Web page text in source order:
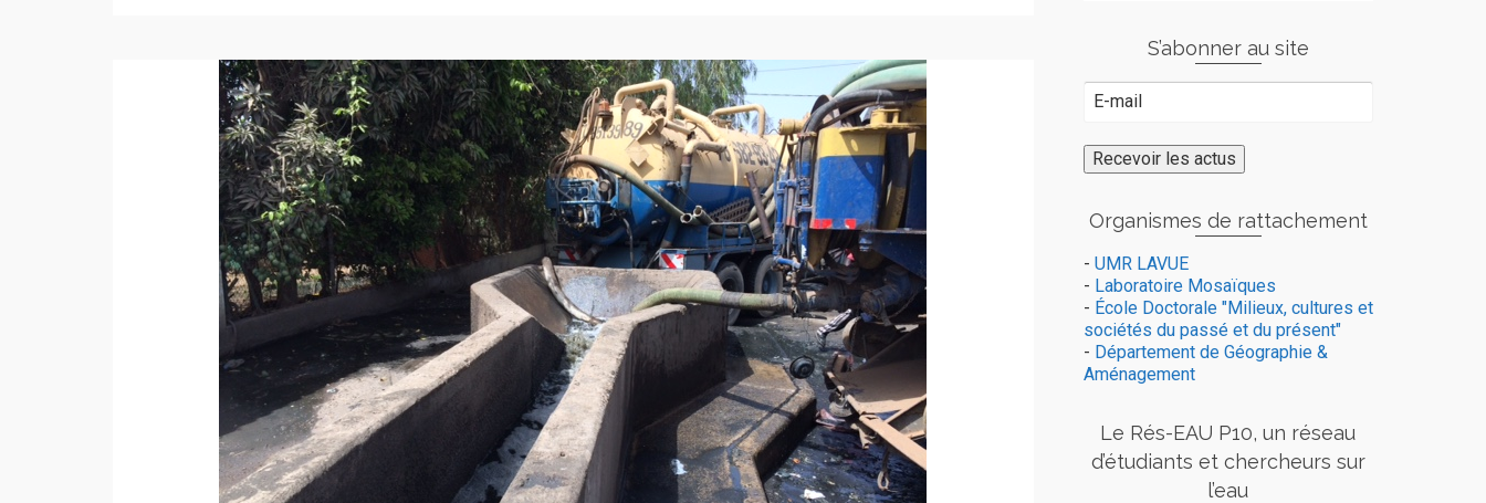
S’abonner au site
Organismes de rattachement
- UMR LAVUE
- Laboratoire Mosaïques
- École Doctorale "Milieux, cultures et
sociétés du passé et du présent"
- Département de Géographie &
Aménagement
Le Rés-EAU P10, un réseau
d’étudiants et chercheurs sur
l’eau